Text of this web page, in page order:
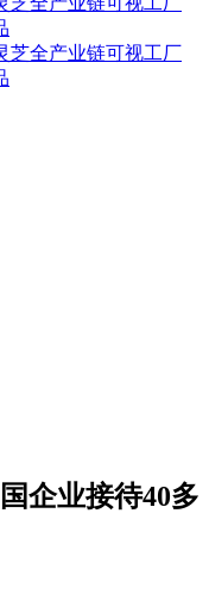
企业接待40多